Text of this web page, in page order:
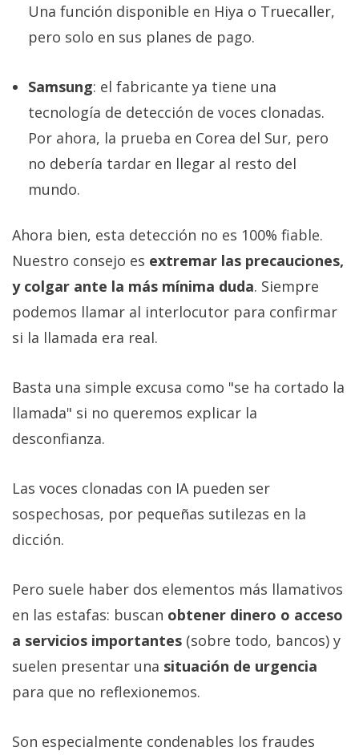
Una función disponible en Hiya o Truecaller,
pero solo en sus planes de pago.
Samsung: el fabricante ya tiene una
tecnología de detección de voces clonadas.
Por ahora, la prueba en Corea del Sur, pero
no debería tardar en llegar al resto del
mundo.
Ahora bien, esta detección no es 100% fiable.
Nuestro consejo es extremar las precauciones,
y colgar ante la más mínima duda. Siempre
podemos llamar al interlocutor para confirmar
si la llamada era real.
Basta una simple excusa como "se ha cortado la
llamada" si no queremos explicar la
desconfianza.
Las voces clonadas con IA pueden ser
sospechosas, por pequeñas sutilezas en la
dicción.
Pero suele haber dos elementos más llamativos
en las estafas: buscan obtener dinero o acceso
a servicios importantes (sobre todo, bancos) y
suelen presentar una situación de urgencia
para que no reflexionemos.
Son especialmente condenables los fraudes